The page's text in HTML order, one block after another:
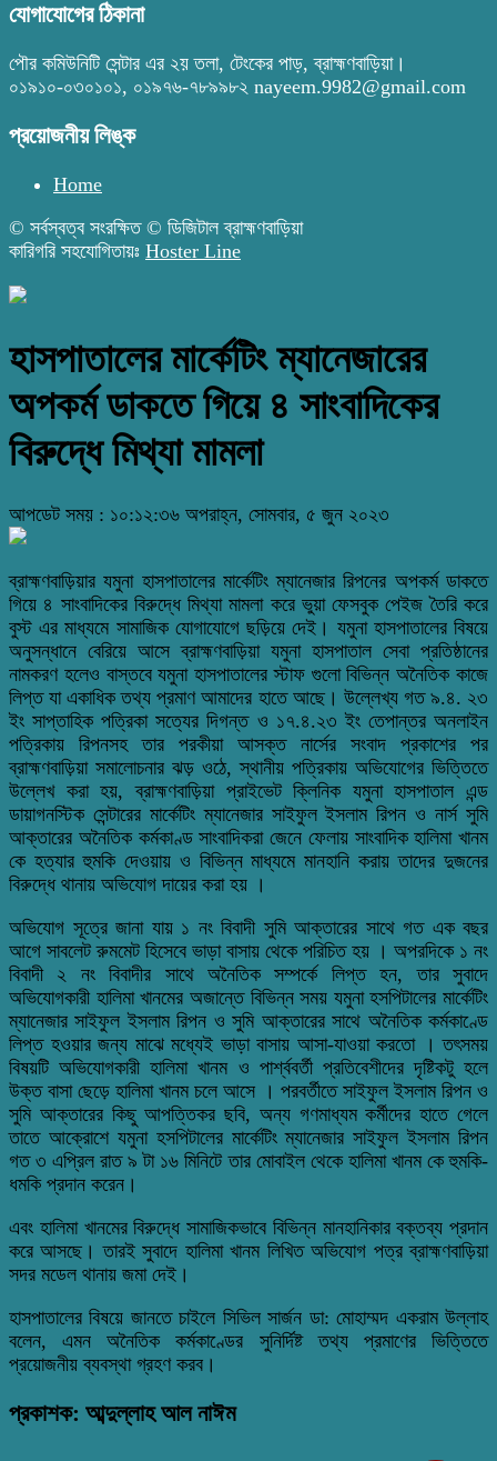
যোগাযোগের ঠিকানা
পৌর কমিউনিটি সেন্টার এর ২য় তলা, টেংকের পাড়, ব্রাহ্মণবাড়িয়া।
০১৯১০-০৩০১০১, ০১৯৭৬-৭৮৯৯৮২ nayeem.9982@gmail.com
প্রয়োজনীয় লিঙ্ক
Home
© সর্বস্বত্ব সংরক্ষিত © ডিজিটাল ব্রাহ্মণবাড়িয়া
কারিগরি সহযোগিতায়ঃ Hoster Line
হাসপাতালের মার্কেটিং ম্যানেজারের
অপকর্ম ডাকতে গিয়ে ৪ সাংবাদিকের
বিরুদ্ধে মিথ্যা মামলা
আপডেট সময় : ১০:১২:৩৬ অপরাহ্ন, সোমবার, ৫ জুন ২০২৩
ব্রাহ্মণবাড়িয়ার যমুনা হাসপাতালের মার্কেটিং ম্যানেজার রিপনের অপকর্ম ডাকতে
গিয়ে ৪ সাংবাদিকের বিরুদ্ধে মিথ্যা মামলা করে ভুয়া ফেসবুক পেইজ তৈরি করে
বুস্ট এর মাধ্যমে সামাজিক যোগাযোগে ছড়িয়ে দেই। যমুনা হাসপাতালের বিষয়ে
অনুসন্ধানে বেরিয়ে আসে ব্রাহ্মণবাড়িয়া যমুনা হাসপাতাল সেবা প্রতিষ্ঠানের
নামকরণ হলেও বাস্তবে যমুনা হাসপাতালের স্টাফ গুলো বিভিন্ন অনৈতিক কাজে
লিপ্ত যা একাধিক তথ্য প্রমাণ আমাদের হাতে আছে। উল্লেখ্য গত ৯.৪. ২৩
ইং সাপ্তাহিক পত্রিকা সত্যের দিগন্ত ও ১৭.৪.২৩ ইং তেপান্তর অনলাইন
পত্রিকায় রিপনসহ তার পরকীয়া আসক্ত নার্সের সংবাদ প্রকাশের পর
ব্রাহ্মণবাড়িয়া সমালোচনার ঝড় ওঠে, স্থানীয় পত্রিকায় অভিযোগের ভিত্তিতে
উল্লেখ করা হয়, ব্রাহ্মণবাড়িয়া প্রাইভেট ক্লিনিক যমুনা হাসপাতাল এন্ড
ডায়াগনস্টিক সেন্টারের মার্কেটিং ম্যানেজার সাইফুল ইসলাম রিপন ও নার্স সুমি
আক্তারের অনৈতিক কর্মকাণ্ড সাংবাদিকরা জেনে ফেলায় সাংবাদিক হালিমা খানম
কে হত্যার হুমকি দেওয়ায় ও বিভিন্ন মাধ্যমে মানহানি করায় তাদের দুজনের
বিরুদ্ধে থানায় অভিযোগ দায়ের করা হয় ।
অভিযোগ সূত্রে জানা যায় ১ নং বিবাদী সুমি আক্তারের সাথে গত এক বছর
আগে সাবলেট রুমমেট হিসেবে ভাড়া বাসায় থেকে পরিচিত হয় । অপরদিকে ১ নং
বিবাদী ২ নং বিবাদীর সাথে অনৈতিক সম্পর্কে লিপ্ত হন, তার সুবাদে
অভিযোগকারী হালিমা খানমের অজান্তে বিভিন্ন সময় যমুনা হসপিটালের মার্কেটিং
ম্যানেজার সাইফুল ইসলাম রিপন ও সুমি আক্তারের সাথে অনৈতিক কর্মকাণ্ডে
লিপ্ত হওয়ার জন্য মাঝে মধ্যেই ভাড়া বাসায় আসা-যাওয়া করতো । তৎসময়
বিষয়টি অভিযোগকারী হালিমা খানম ও পার্শ্ববর্তী প্রতিবেশীদের দৃষ্টিকটু হলে
উক্ত বাসা ছেড়ে হালিমা খানম চলে আসে । পরবর্তীতে সাইফুল ইসলাম রিপন ও
সুমি আক্তারের কিছু আপত্তিকর ছবি, অন্য গণমাধ্যম কর্মীদের হাতে গেলে
তাতে আক্রোশে যমুনা হসপিটালের মার্কেটিং ম্যানেজার সাইফুল ইসলাম রিপন
গত ৩ এপ্রিল রাত ৯ টা ১৬ মিনিটে তার মোবাইল থেকে হালিমা খানম কে হুমকি-
ধমকি প্রদান করেন।
এবং হালিমা খানমের বিরুদ্ধে সামাজিকভাবে বিভিন্ন মানহানিকার বক্তব্য প্রদান
করে আসছে। তারই সুবাদে হালিমা খানম লিখিত অভিযোগ পত্র ব্রাহ্মণবাড়িয়া
সদর মডেল থানায় জমা দেই।
হাসপাতালের বিষয়ে জানতে চাইলে সিভিল সার্জন ডা: মোহাম্মদ একরাম উল্লাহ
বলেন, এমন অনৈতিক কর্মকাণ্ডের সুনির্দিষ্ট তথ্য প্রমাণের ভিত্তিতে
প্রয়োজনীয় ব্যবস্থা গ্রহণ করব।
প্রকাশক: আব্দুল্লাহ আল নাঈম